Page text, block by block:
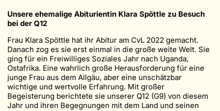
Unsere ehemalige Abiturientin Klara Spöttle zu Besuch
bei der Q12
Frau Klara Spöttle hat ihr Abitur am CvL 2022 gemacht.
Danach zog es sie erst einmal in die große weite Welt. Sie
ging für ein Freiwilliges Soziales Jahr nach Uganda,
Ostafrika. Eine wahrlich große Herausforderung für eine
junge Frau aus dem Allgäu, aber eine unschätzbar
wichtige und wertvolle Erfahrung. Mit großer
Begeisterung berichtete sie unserer Q12 (G9) von diesem
Jahr und ihren Begegnungen mit dem Land und seinen